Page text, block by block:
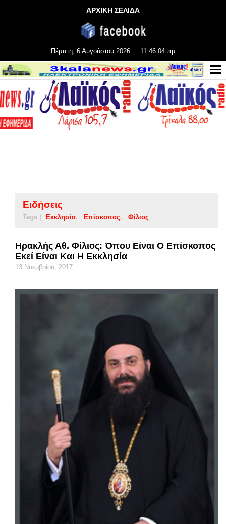
ΑΡΧΙΚΗ ΣΕΛΙΔΑ
Πέμπτη, 6 Αυγούστου 2026 11:46:05 πμ
Ειδήσεις
Tags | Εκκλησία Επίσκοπος Φίλιος
Ηρακλής Αθ. Φίλιος: Όπου Είναι Ο Επίσκοπος
Εκεί Είναι Και Η Εκκλησία
13 Νοεμβρίου, 2017